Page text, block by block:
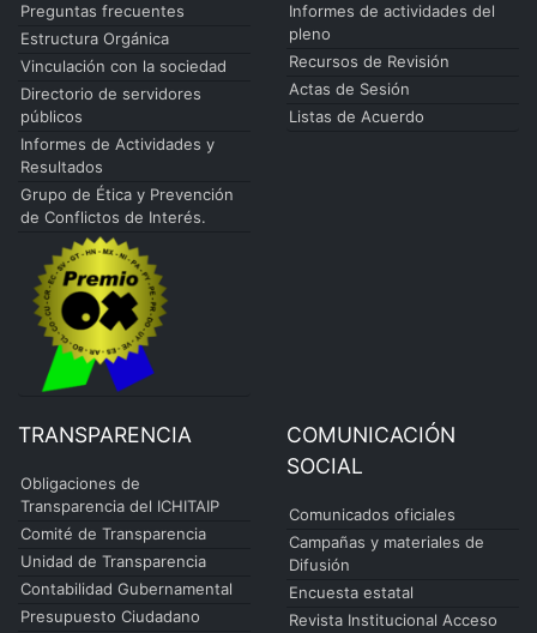
Preguntas frecuentes
Estructura Orgánica
Vinculación con la sociedad
Directorio de servidores
públicos
Informes de Actividades y
Resultados
Grupo de Ética y Prevención
de Conflictos de Interés.
Informes de actividades del
pleno
Recursos de Revisión
Actas de Sesión
Listas de Acuerdo
TRANSPARENCIA
Obligaciones de
Transparencia del ICHITAIP
Comité de Transparencia
Unidad de Transparencia
Contabilidad Gubernamental
Presupuesto Ciudadano
COMUNICACIÓN
SOCIAL
Comunicados oficiales
Campañas y materiales de
Difusión
Encuesta estatal
Revista Institucional Acceso